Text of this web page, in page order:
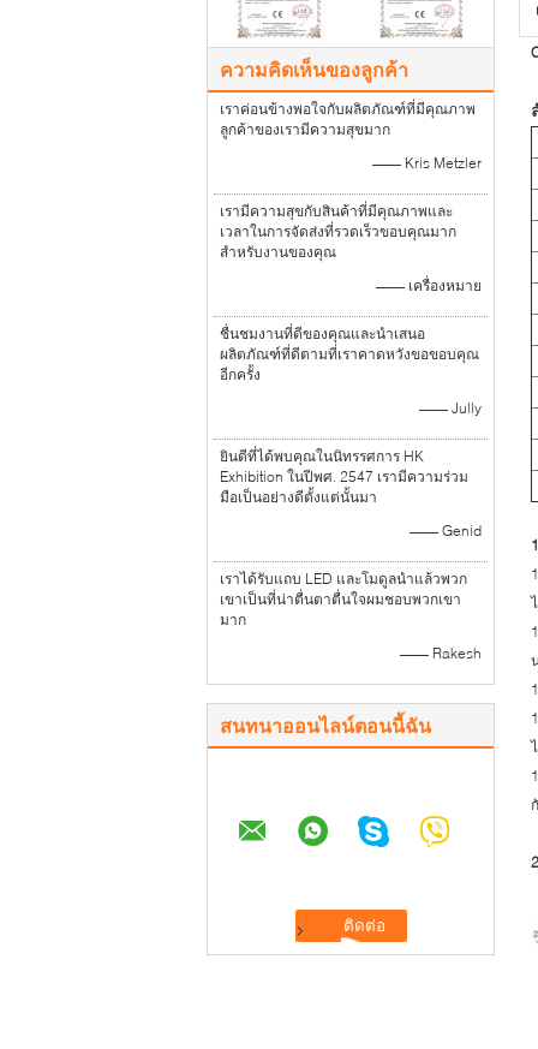
ความคิดเห็นของลูกค้า
เราค่อนข้างพอใจกับผลิตภัณฑ์ที่มีคุณภาพ
ลูกค้าของเรามีความสุขมาก
—— Kris Metzler
เรามีความสุขกับสินค้าที่มีคุณภาพและ
เวลาในการจัดส่งที่รวดเร็วขอบคุณมาก
สำหรับงานของคุณ
—— เครื่องหมาย
ชื่นชมงานที่ดีของคุณและนำเสนอ
ผลิตภัณฑ์ที่ดีตามที่เราคาดหวังขอขอบคุณ
อีกครั้ง
—— Jully
ยินดีที่ได้พบคุณในนิทรรศการ HK
Exhibition ในปีพศ. 2547 เรามีความร่วม
มือเป็นอย่างดีตั้งแต่นั้นมา
—— Genid
เราได้รับแถบ LED และโมดูลนำแล้วพวก
เขาเป็นที่น่าตื่นตาตื่นใจผมชอบพวกเขา
มาก
—— Rakesh
สนทนาออนไลน์ตอนนี้ฉัน